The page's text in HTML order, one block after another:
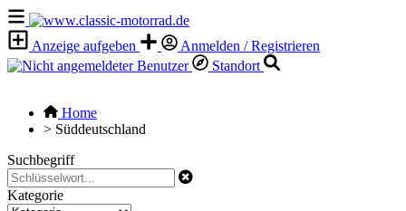
Anzeige aufgeben
Anmelden / Registrieren
Standort
Home
> Süddeutschland
Suchbegriff
Kategorie